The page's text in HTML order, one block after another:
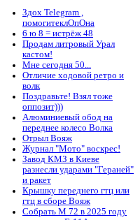
Здох Telegram ,
помогитеклОпОна
6 ю 8 = истрёж 48
Продам литровый Урал
кастом!
Мне сегодня 50...
Отличие ходовой ретро и
волк
Поздравьте! Взял тоже
оппозит)))
Алюминиевый обод на
переднее колесо Волка
Отрыл Вояж
Журнал "Мото" воскрес!
Завод КМЗ в Киеве
разнесли ударами "Гераней"
и ракет
Крышку переднего гтц или
гтц в сборе Вояж
Собрать М 72 в 2025 году